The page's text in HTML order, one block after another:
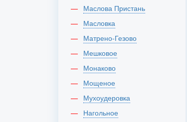
Маслова Пристань
Масловка
Матрено-Гезово
Мешковое
Монаково
Мощеное
Мухоудеровка
Нагольное